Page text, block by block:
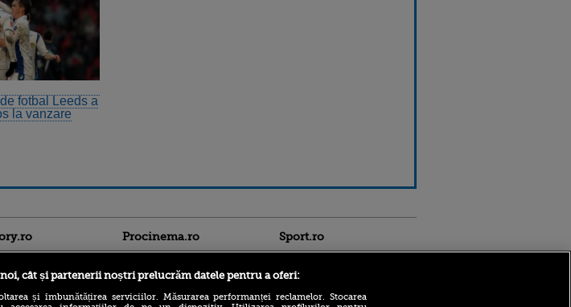
fotbal Leeds a
la vanzare
Procinema.ro Sport.ro
cât și partenerii noștri prelucrăm datele pentru a oferi:
și îmbunătățirea serviciilor. Măsurarea performanței reclamelor. Stocarea